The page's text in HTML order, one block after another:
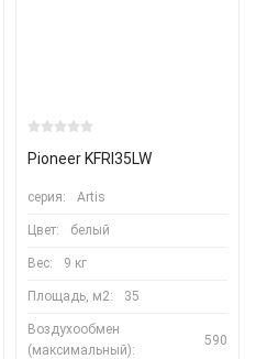
Pioneer KFRI35LW
серия: Artis
Цвет: белый
Вес: 9 кг
Площадь, м2: 35
Воздухообмен
(максимальный):
590